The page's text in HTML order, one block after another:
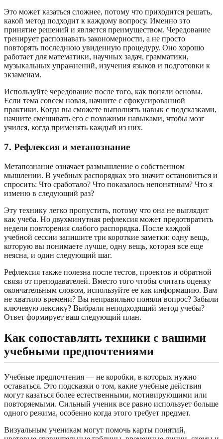
Это может казаться сложнее, потому что приходится решать,
какой метод подходит к каждому вопросу. Именно это
принятие решений и является преимуществом. Чередование
тренирует распознавать закономерности, а не просто
повторять последнюю увиденную процедуру. Оно хорошо
работает для математики, научных задач, грамматики,
музыкальных упражнений, изучения языков и подготовки к
экзаменам.
Используйте чередование после того, как поняли основы.
Если тема совсем новая, начните с сфокусированной
практики. Когда вы сможете выполнять навык с подсказками,
начните смешивать его с похожими навыками, чтобы мозг
учился, когда применять каждый из них.
7. Рефлексия и метапознание
Метапознание означает размышление о собственном
мышлении. В учебных распорядках это значит остановиться и
спросить: Что сработало? Что показалось непонятным? Что я
изменю в следующий раз?
Эту технику легко пропустить, потому что она не выглядит
как учеба. Но двухминутная рефлексия может предотвратить
недели повторения слабого распорядка. После каждой
учебной сессии запишите три короткие заметки: одну вещь,
которую вы понимаете лучше, одну вещь, которая все еще
неясна, и один следующий шаг.
Рефлексия также полезна после тестов, проектов и обратной
связи от преподавателей. Вместо того чтобы считать оценку
окончательным словом, используйте ее как информацию. Вам
не хватило времени? Вы неправильно поняли вопрос? Забыли
ключевую лексику? Выбрали неподходящий метод учебы?
Ответ формирует ваш следующий план.
Как сопоставлять техники с вашими
учебными предпочтениями
Учебные предпочтения — не коробки, в которых нужно
оставаться. Это подсказки о том, какие учебные действия
могут казаться более естественными, мотивирующими или
повторяемыми. Сильный ученик все равно использует больше
одного режима, особенно когда этого требует предмет.
Визуальным ученикам могут помочь карты понятий,